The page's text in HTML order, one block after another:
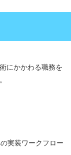
にかかわる職務を
実装ワークフロー